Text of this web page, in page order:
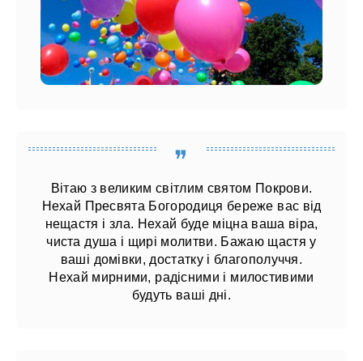
Вітаю з великим світлим святом Покрови.
Нехай Пресвята Богородиця береже вас від
нещастя і зла. Нехай буде міцна ваша віра,
чиста душа і щирі молитви. Бажаю щастя у
ваші домівки, достатку і благополуччя.
Нехай мирними, радісними і милостивими
будуть ваші дні.